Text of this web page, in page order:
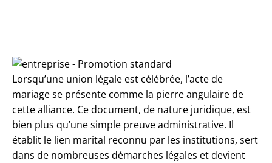
Lorsqu’une union légale est célébrée, l’acte de
mariagese présente comme la pierre angulaire de
cette alliance. Ce document, de nature juridique, est
bien plus qu’une simple preuve administrative. Il
établit le lien marital reconnu par les institutions, sert
dans de nombreuses démarches légales et devient